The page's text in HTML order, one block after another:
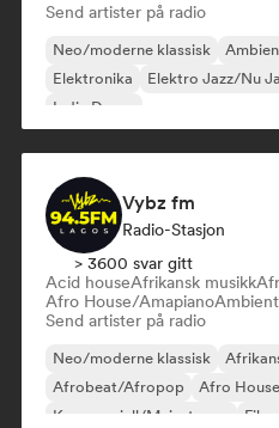
Send artister på radio
Neo/moderne klassisk
Elektronika
Elektro Jazz/Nu
Indie Dance
Vybz fm
Radio-Stasjon
> 3600 svar gitt
Acid houseAfrikansk musikk
Afro House/AmapianoAmbient
Send artister på radio
Neo/moderne klassisk
Afrobeat/Afropop
Afro
Kommersiell/Mainstream